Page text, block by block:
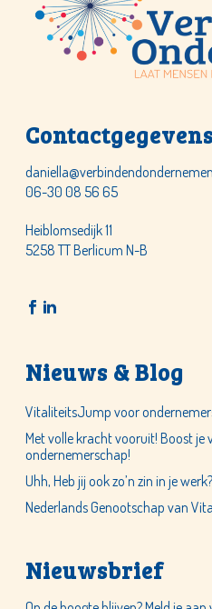
Contactgegevens
06-30 08 56 65
Heiblomsedijk 11
5258 TT Berlicum N-B
Nieuws & Blog
VitaliteitsJump voor
Met volle kracht vooruit! Boost je
ondernemerschap!
Uhh, Heb jij ook zo’n zin in je werk?
Nederlands Genootschap van
Nieuwsbrief